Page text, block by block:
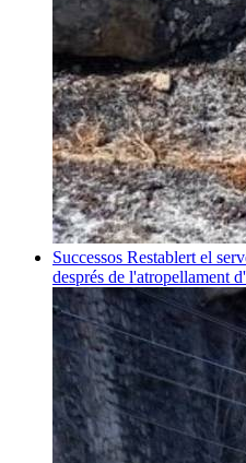
Successos Restablert el
després de l'atropellament